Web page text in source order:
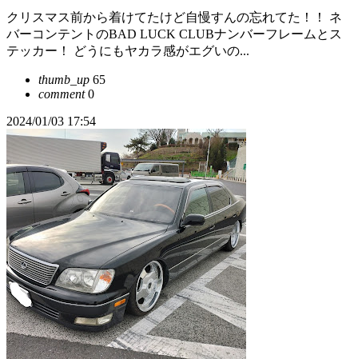
クリスマス前から着けてたけど自慢すんの忘れてた！！ ネ
バーコンテントのBAD LUCK CLUBナンバーフレームとス
テッカー！ どうにもヤカラ感がエグいの...
thumb_up 65
comment0
2024/01/03 17:54